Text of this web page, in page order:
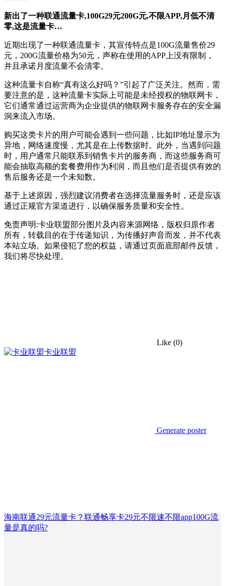
新出了一种联通流量卡,100G29元200G元,不限APP,月低不清
零,这是流量卡…
近期出现了一种联通流量卡，其宣传特点是100G流量售价29
元，200G流量价格为50元，声称在使用的APP上没有限制，
并且承诺月度流量不会清零。
这种流量卡自称“真有这么好吗？”引起了广泛关注。然而，需
要注意的是，这种流量卡实际上可能是未经授权的物联网卡，
它们通常通过运营商为企业提供的物联网卡服务存在的安全漏
洞来流入市场。
购买这类卡片的用户可能会遇到一些问题，比如IP地址显示为
异地，网络速度慢，尤其是在上传数据时。此外，当遇到问题
时，用户通常只能联系到销售卡片的服务商，而这些服务商可
能会抽取高额的套餐费用作为利润，而且他们是否提供有效的
售后服务还是一个未知数。
基于上述原因，强烈建议消费者在选择流量服务时，还是应该
通过正规官方渠道进行，以确保服务质量和安全性。
免责声明:卡业联盟部分图片及内容来源网络，版权归原作者
所有，转载目的在于传递知识，为传播好声音而发，并不代表
本站立场。如果侵犯了您的权益，请通过页面底部邮件反馈，
我们将尽快处理。
Like (0)
卡业联盟
Generate poster
海南联通29元流量卡？联通畅享卡29元不限速不限app100G流
量是真的吗?